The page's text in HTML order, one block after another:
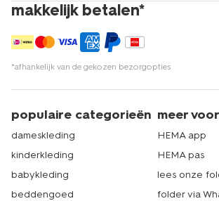
makkelijk betalen*
*afhankelijk van de gekozen bezorgopties
populaire categorieën
dameskleding
kinderkleding
babykleding
beddengoed
meer
HEMA app
HEMA pas
lees onze
folder via